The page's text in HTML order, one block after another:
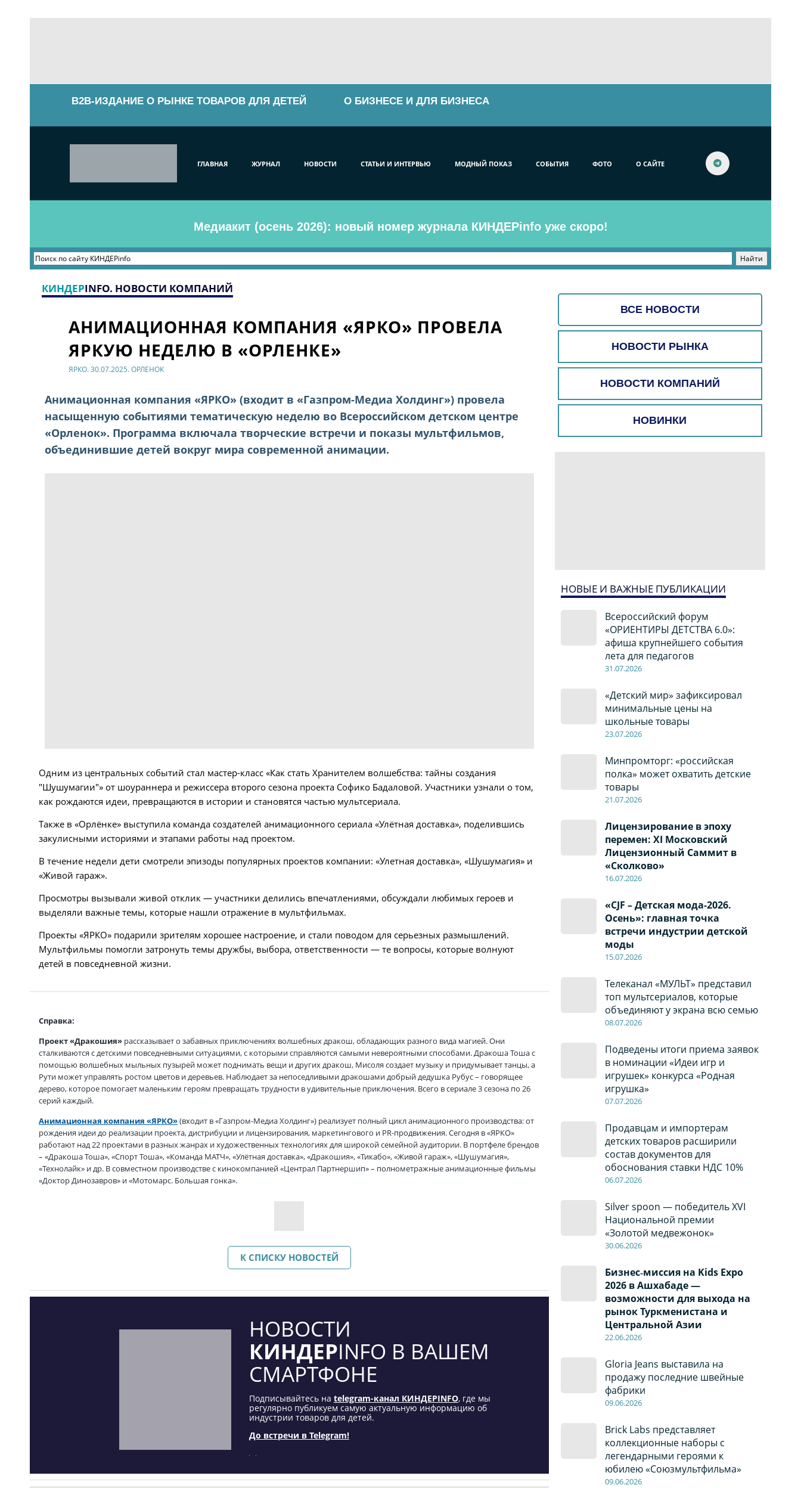
B2B-ИЗДАНИЕ О РЫНКЕ ТОВАРОВ ДЛЯ ДЕТЕЙ О БИЗНЕСЕ И ДЛЯ БИЗНЕСА
ГЛАВНАЯ ЖУРНАЛ НОВОСТИ СТАТЬИ И ИНТЕРВЬЮ МОДНЫЙ ПОКАЗ СОБЫТИЯ ФОТО О САЙТЕ
Медиакит (осень 2026): новый номер журнала КИНДЕРinfo уже скоро!
ВСЕ НОВОСТИ
НОВОСТИ РЫНКА
НОВОСТИ КОМПАНИЙ
НОВИНКИ
НОВЫЕ И ВАЖНЫЕ ПУБЛИКАЦИИ
Всероссийский форум
«ОРИЕНТИРЫ ДЕТСТВА 6.0»:
афиша крупнейшего события
лета для педагогов
31.07.2026
«Детский мир» зафиксировал
минимальные цены на
школьные товары
23.07.2026
Минпромторг: «российская
полка» может охватить детские
товары
21.07.2026
Лицензирование в эпоху
перемен: XI Московский
Лицензионный Саммит в
«Сколково»
16.07.2026
«CJF – Детская мода-2026.
Осень»: главная точка
встречи индустрии детской
моды
15.07.2026
Телеканал «МУЛЬТ» представил
топ мультсериалов, которые
объединяют у экрана всю семью
08.07.2026
Подведены итоги приема заявок
в номинации «Идеи игр и
игрушек» конкурса «Родная
игрушка»
07.07.2026
Продавцам и импортерам
детских товаров расширили
состав документов для
обоснования ставки НДС 10%
06.07.2026
Silver spoon — победитель XVI
Национальной премии
«Золотой медвежонок»
30.06.2026
Бизнес‑миссия на Kids Expo
2026 в Ашхабаде —
возможности для выхода на
рынок Туркменистана и
Центральной Азии
22.06.2026
Gloria Jeans выставила на
продажу последние швейные
фабрики
09.06.2026
Brick Labs представляет
коллекционные наборы с
легендарными героями к
юбилею «Союзмультфильма»
09.06.2026
КИНДЕРINFO. НОВОСТИ КОМПАНИЙ
АНИМАЦИОННАЯ КОМПАНИЯ «ЯРКО» ПРОВЕЛА
ЯРКУЮ НЕДЕЛЮ В «ОРЛЕНКЕ»
ЯРКО. 30.07.2025. ОРЛЕНОК
Анимационная компания «ЯРКО» (входит в «Газпром-Медиа Холдинг») провела
насыщенную событиями тематическую неделю во Всероссийском детском центре
«Орленок». Программа включала творческие встречи и показы мультфильмов,
объединившие детей вокруг мира современной анимации.
Одним из центральных событий стал мастер-класс «Как стать Хранителем волшебства: тайны создания
"Шушумагии"» от шоураннера и режиссера второго сезона проекта Софико Бадаловой. Участники узнали о том,
как рождаются идеи, превращаются в истории и становятся частью мультсериала.
Также в «Орлёнке» выступила команда создателей анимационного сериала «Улётная доставка», поделившись
закулисными историями и этапами работы над проектом.
В течение недели дети смотрели эпизоды популярных проектов компании: «Улетная доставка», «Шушумагия» и
«Живой гараж».
Просмотры вызывали живой отклик — участники делились впечатлениями, обсуждали любимых героев и
выделяли важные темы, которые нашли отражение в мультфильмах.
Проекты «ЯРКО» подарили зрителям хорошее настроение, и стали поводом для серьезных размышлений.
Мультфильмы помогли затронуть темы дружбы, выбора, ответственности — те вопросы, которые волнуют
детей в повседневной жизни.
Справка:
Проект «Дракошия» рассказывает о забавных приключениях волшебных дракош, обладающих разного вида магией. Они
сталкиваются с детскими повседневными ситуациями, с которыми справляются самыми невероятными способами. Дракоша Тоша с
помощью волшебных мыльных пузырей может поднимать вещи и других дракош, Мисоля создает музыку и придумывает танцы, а
Рути может управлять ростом цветов и деревьев. Наблюдает за непоседливыми дракошами добрый дедушка Рубус – говорящее
дерево, которое помогает маленьким героям превращать трудности в удивительные приключения. Всего в сериале 3 сезона по 26
серий каждый.
Анимационная компания «ЯРКО»(входит в «Газпром-Медиа Холдинг») реализует полный цикл анимационного производства: от
рождения идеи до реализации проекта, дистрибуции и лицензирования, маркетингового и PR-продвижения. Сегодня в «ЯРКО»
работают над 22 проектами в разных жанрах и художественных технологиях для широкой семейной аудитории. В портфеле брендов
– «Дракоша Тоша», «Спорт Тоша», «Команда МАТЧ», «Улётная доставка», «Дракошия», «Тикабо», «Живой гараж», «Шушумагия»,
«Технолайк» и др. В совместном производстве с кинокомпанией «Централ Партнершип» – полнометражные анимационные фильмы
«Доктор Динозавров» и «Мотомарс. Большая гонка».
К СПИСКУ НОВОСТЕЙ
НОВОСТИ
КИНДЕРINFO В ВАШЕМ
СМАРТФОНЕ
Подписывайтесь на telegram-канал КИНДЕРINFO, где мы
регулярно публикуем самую актуальную информацию об
индустрии товаров для детей.
До встречи в Telegram!